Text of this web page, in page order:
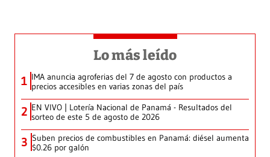
Lo más leído
1 IMA anuncia agroferias del 7 de agosto con productos a
precios accesibles en varias zonas del país
2 EN VIVO | Lotería Nacional de Panamá - Resultados del
sorteo de este 5 de agosto de 2026
3 Suben precios de combustibles en Panamá: diésel aumenta
$0.26 por galón